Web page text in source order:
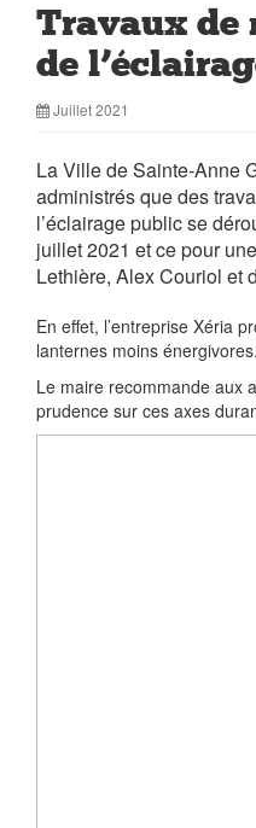
Travaux de
de
Juillet 2021
La Ville de Sainte-Anne
administrés que des
l’éclairage public se
juillet 2021 et ce pour
Lethière, Alex Couriol et
En effet, l’entreprise Xéria
lanternes moins énergivores.
Le maire recommande aux
prudence sur ces axes